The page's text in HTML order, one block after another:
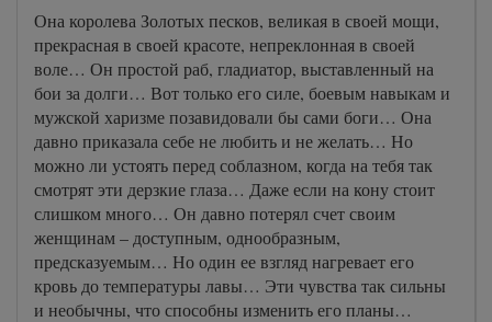
Она королева Золотых песков, великая в своей мощи,
прекрасная в своей красоте, непреклонная в своей
воле… Он простой раб, гладиатор, выставленный на
бои за долги… Вот только его силе, боевым навыкам и
мужской харизме позавидовали бы сами боги… Она
давно приказала себе не любить и не желать… Но
можно ли устоять перед соблазном, когда на тебя так
смотрят эти дерзкие глаза… Даже если на кону стоит
слишком много… Он давно потерял счет своим
женщинам – доступным, однообразным,
предсказуемым… Но один ее взгляд нагревает его
кровь до температуры лавы… Эти чувства так сильны
и необычны, что способны изменить его планы…